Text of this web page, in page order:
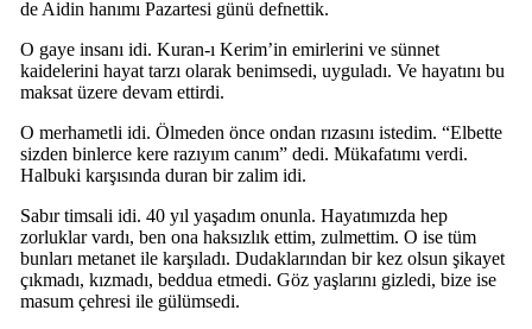
de Aidin hanımı Pazartesi günü defnettik.
O gaye insanı idi. Kuran-ı Kerim’in emirlerini ve sünnet
kaidelerini hayat tarzı olarak benimsedi, uyguladı. Ve hayatını bu
maksat üzere devam ettirdi.
O merhametli idi. Ölmeden önce ondan rızasını istedim. “Elbette
sizden binlerce kere razıyım canım” dedi. Mükafatımı verdi.
Halbuki karşısında duran bir zalim idi.
Sabır timsali idi. 40 yıl yaşadım onunla. Hayatımızda hep
zorluklar vardı, ben ona haksızlık ettim, zulmettim. O ise tüm
bunları metanet ile karşıladı. Dudaklarından bir kez olsun şikayet
çıkmadı, kızmadı, beddua etmedi. Göz yaşlarını gizledi, bize ise
masum çehresi ile gülümsedi.